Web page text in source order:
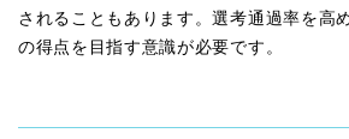
されることもあります。選考通過率を高
の得点を目指す意識が必要です。